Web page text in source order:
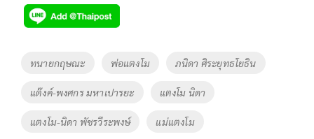
e
b
o
o
k
tt
er
p
y
Li
n
k
Tags
ทนายกฤษณะ พ่อแตงโม ภนิดา ศิระยุทธโยธิน
แต๊งค์-พงศกร มหาเปารยะ แตงโม นิดา
แตงโม-นิดา พัชรวีระพงษ์ แม่แตงโม